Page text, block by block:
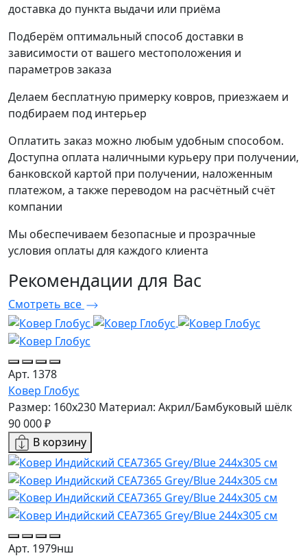
доставка до пункта выдачи или приёма
Подберём оптимальный способ доставки в
зависимости от вашего местоположения и
параметров заказа
Делаем бесплатную примерку ковров, приезжаем и
подбираем под интерьер
Оплатить заказ можно любым удобным способом.
Доступна оплата наличными курьеру при получении,
банковской картой при получении, наложенным
платежом, а также переводом на расчётный счёт
компании
Мы обеспечиваем безопасные и прозрачные
условия оплаты для каждого клиента
Рекомендации для Вас
Смотреть все
Арт. 1378
Ковер Глобус
Размер: 160х230 Материал: Акрил/Бамбуковый шёлк
90 000 ₽
В корзину
Арт. 1979нш